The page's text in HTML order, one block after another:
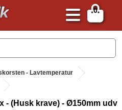
0
- Lavtemperatur
- (Husk krave) - Ø150mm udv